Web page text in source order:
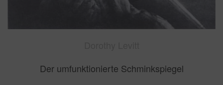
Der umfunktionierte Schminkspiegel